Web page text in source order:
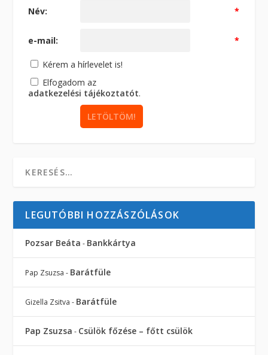
Név: *
e-mail: *
Kérem a hírlevelet is!
Elfogadom az
adatkezelési tájékoztatót.
LEGUTÓBBI HOZZÁSZÓLÁSOK
Pozsar Beáta - Bankkártya
Pap Zsuzsa - Barátfüle
Gizella Zsitva - Barátfüle
Pap Zsuzsa - Csülök főzése – főtt csülök